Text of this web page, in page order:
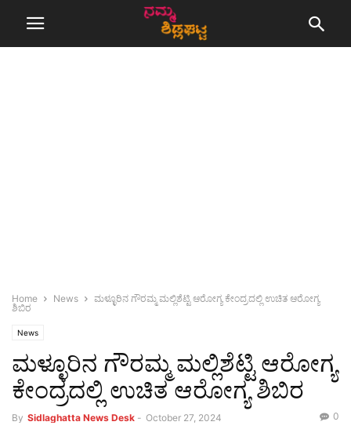
Home News
ಮಳ್ಳೂರಿನ ಗೌರಮ್ಮ ಮಲ್ಲಿಶೆಟ್ಟಿ ಆರೋಗ್ಯ ಕೇಂದ್ರದಲ್ಲಿ ಉಚಿತ ಆರೋಗ್ಯ
ಶಿಬಿರ
News
ಮಳ್ಳೂರಿನ ಗೌರಮ್ಮ ಮಲ್ಲಿಶೆಟ್ಟಿ ಆರೋಗ್ಯ
ಕೇಂದ್ರದಲ್ಲಿ ಉಚಿತ ಆರೋಗ್ಯ ಶಿಬಿರ
By Sidlaghatta News Desk - October 27, 2024 0